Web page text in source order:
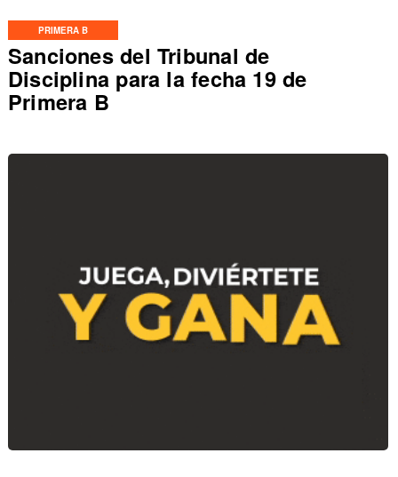
PRIMERA B
Sanciones del Tribunal de
Disciplina para la fecha 19 de
Primera B